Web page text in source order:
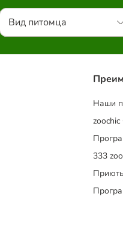
Вид питомца
Наши
zoochic
333